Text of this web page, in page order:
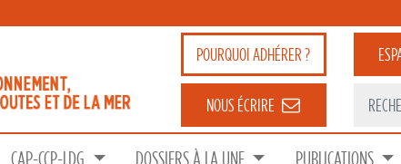
POURQUOIADHÉRER ?
NOUS ÉCRIRE
CAP-CCP-LDG DOSSIERS À LA UNE PUBLICATIONS